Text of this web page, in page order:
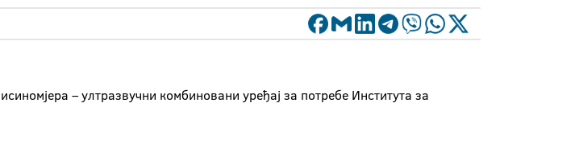
– ултразвучни комбиновани уређај за потребе Института за